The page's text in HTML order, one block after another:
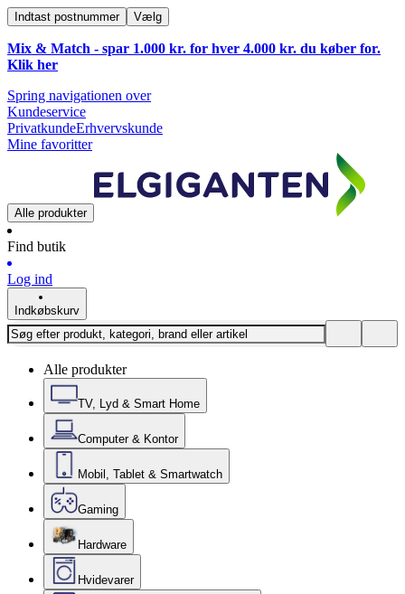
Indtast postnummer Vælg
Mix & Match - spar 1.000 kr. for hver 4.000 kr. du køber for.
Klik her
Spring navigationen over
Kundeservice
PrivatkundeErhvervskunde
Mine favoritter
Alle produkter
Find butik
Log ind
Indkøbskurv
Alle produkter
TV, Lyd & Smart Home
Computer & Kontor
Mobil, Tablet & Smartwatch
Gaming
Hardware
Hvidevarer